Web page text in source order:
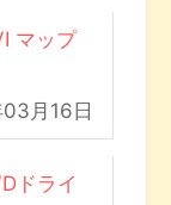
マップ
月16日
ドライ